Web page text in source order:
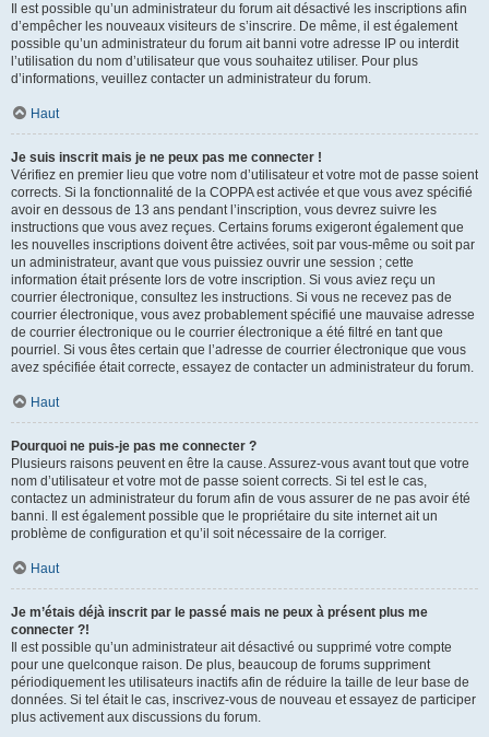
Il est possible qu’un administrateur du forum ait désactivé les inscriptions afin
d’empêcher les nouveaux visiteurs de s’inscrire. De même, il est également
possible qu’un administrateur du forum ait banni votre adresse IP ou interdit
l’utilisation du nom d’utilisateur que vous souhaitez utiliser. Pour plus
d’informations, veuillez contacter un administrateur du forum.
Haut
Je suis inscrit mais je ne peux pas me connecter !
Vérifiez en premier lieu que votre nom d’utilisateur et votre mot de passe soient
corrects. Si la fonctionnalité de la COPPA est activée et que vous avez spécifié
avoir en dessous de 13 ans pendant l’inscription, vous devrez suivre les
instructions que vous avez reçues. Certains forums exigeront également que
les nouvelles inscriptions doivent être activées, soit par vous-même ou soit par
un administrateur, avant que vous puissiez ouvrir une session ; cette
information était présente lors de votre inscription. Si vous aviez reçu un
courrier électronique, consultez les instructions. Si vous ne recevez pas de
courrier électronique, vous avez probablement spécifié une mauvaise adresse
de courrier électronique ou le courrier électronique a été filtré en tant que
pourriel. Si vous êtes certain que l’adresse de courrier électronique que vous
avez spécifiée était correcte, essayez de contacter un administrateur du forum.
Haut
Pourquoi ne puis-je pas me connecter ?
Plusieurs raisons peuvent en être la cause. Assurez-vous avant tout que votre
nom d’utilisateur et votre mot de passe soient corrects. Si tel est le cas,
contactez un administrateur du forum afin de vous assurer de ne pas avoir été
banni. Il est également possible que le propriétaire du site internet ait un
problème de configuration et qu’il soit nécessaire de la corriger.
Haut
Je m’étais déjà inscrit par le passé mais ne peux à présent plus me
connecter ?!
Il est possible qu’un administrateur ait désactivé ou supprimé votre compte
pour une quelconque raison. De plus, beaucoup de forums suppriment
périodiquement les utilisateurs inactifs afin de réduire la taille de leur base de
données. Si tel était le cas, inscrivez-vous de nouveau et essayez de participer
plus activement aux discussions du forum.